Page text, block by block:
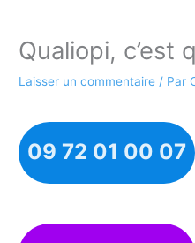
Qualiopi, c’est
Laisser un commentaire / Par
09 72 01 00 07